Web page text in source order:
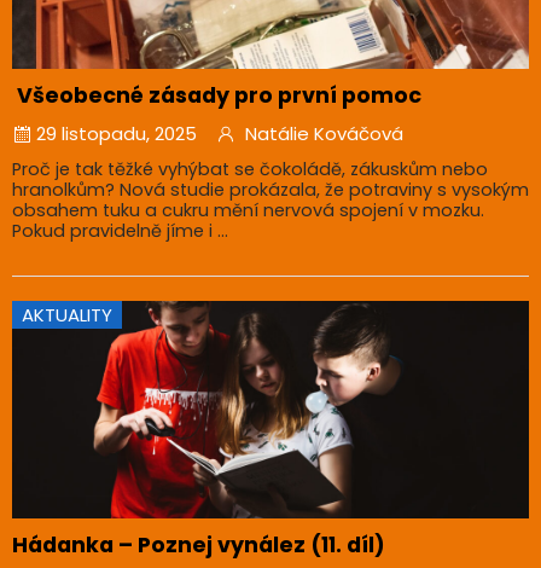
Všeobecné zásady pro první pomoc
29 listopadu, 2025 Natálie Kováčová
Proč je tak těžké vyhýbat se čokoládě, zákuskům nebo
hranolkům? Nová studie prokázala, že potraviny s vysokým
obsahem tuku a cukru mění nervová spojení v mozku.
Pokud pravidelně jíme i ...
AKTUALITY
Hádanka – Poznej vynález (11. díl)